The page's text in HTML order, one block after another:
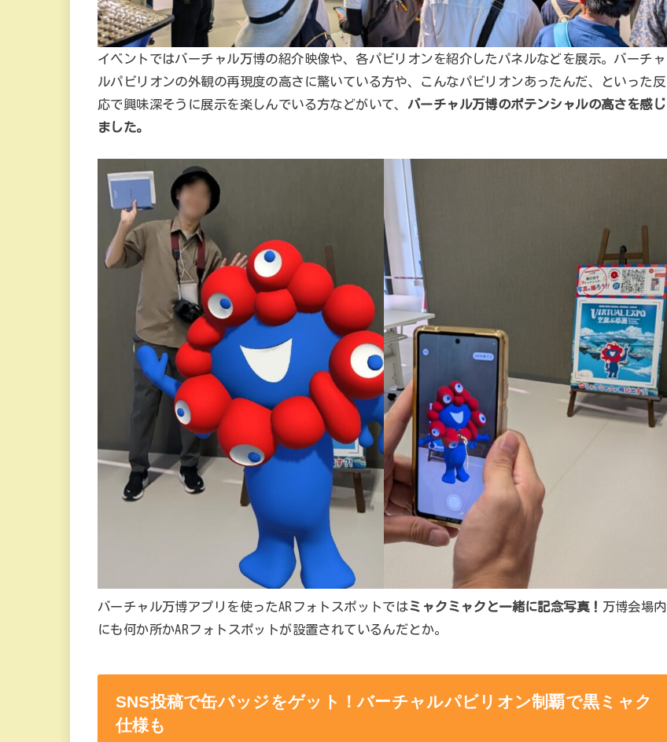
イベントではバーチャル万博の紹介映像や、各パビリオンを紹介したパネルなどを展示。バーチャ
ルパビリオンの外観の再現度の高さに驚いている方や、こんなパビリオンあったんだ、といった反
応で興味深そうに展示を楽しんでいる方などがいて、 バーチャル万博のポテンシャルの高さを感じ
ました。
バーチャル万博アプリを使ったARフォトスポットではミャクミャクと一緒に記念写真！ 万博会場内
にも何か所かARフォトスポットが設置されているんだとか。
SNS投稿で缶バッジをゲット！バーチャルパビリオン制覇で黒ミャク
仕様も